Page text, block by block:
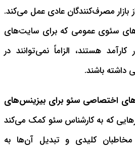
بازار مصرف‌کنندگان عادی عمل می‌کند.
سئوی عمومی که برای سایت‌های
هستند، الزاماً نمی‌توانند در
اختصاصی سئو برای بیزینس‌های
که به کارشناس سئو کمک می‌کند
کلیدی و تبدیل آن‌ها به